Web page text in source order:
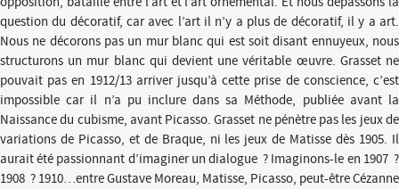
question du décoratif, car avec l’art il n’y a plus de décoratif, il y a art.
Nous ne décorons pas un mur blanc qui est soit disant ennuyeux, nous
structurons un mur blanc qui devient une véritable œuvre. Grasset ne
pouvait pas en 1912/13 arriver jusqu’à cette prise de conscience, c’est
impossible car il n’a pu inclure dans sa Méthode, publiée avant la
Naissance du cubisme, avant Picasso. Grasset ne pénètre pas les jeux de
variations de Picasso, et de Braque, ni les jeux de Matisse dès 1905. Il
aurait été passionnant d’imaginer un dialogue ? Imaginons-le en 1907 ?
1908 ? 1910…entre Gustave Moreau, Matisse, Picasso, peut-être Cézanne